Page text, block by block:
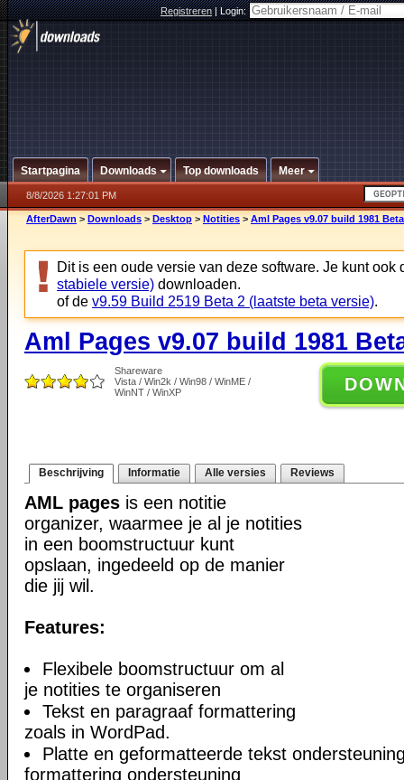
Registreren|Login:
Startpagina Downloads Top downloads Meer
8/8/2026 1:27:01 PM
AfterDawn > Downloads > Desktop > Notities > Aml Pages v9.07 build 1981 Beta
Dit is een oude versie van deze software. Je kunt ook
stabiele versie) downloaden.
of de v9.59 Build 2519 Beta 2 (laatste beta versie).
Aml Pages v9.07 build 1981
Shareware
Vista / Win2k / Win98 / WinME /
WinNT / WinXP
Beschrijving Informatie Alle versies Reviews
AML pages is een notitie
organizer, waarmee je al je notities
in een boomstructuur kunt
opslaan, ingedeeld op de manier
die jij wil.
Features:
Flexibele boomstructuur om al
je notities te organiseren
Tekst en paragraaf formattering
zoals in WordPad.
Platte en geformatteerde tekst
formattering ondersteuning